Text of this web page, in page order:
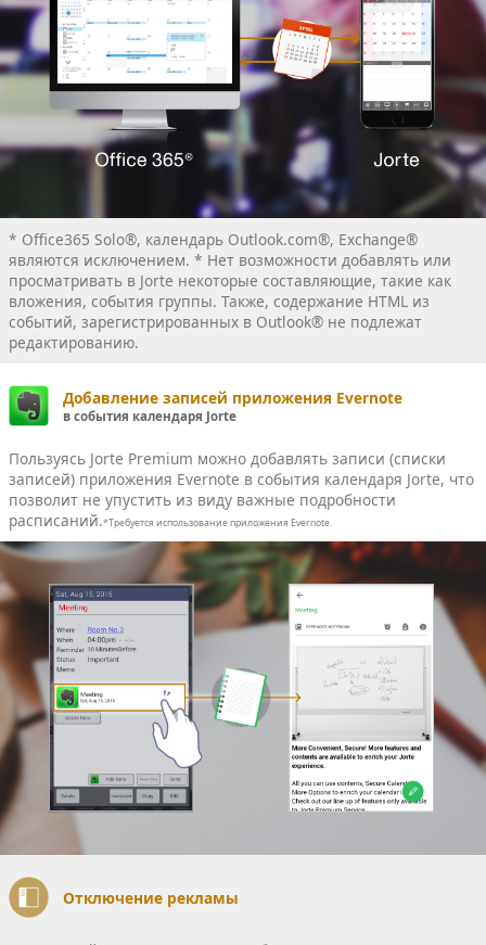
* Office365 Solo®, календарь Outlook.com®, Exchange®
являются исключением. * Нет возможности добавлять или
просматривать в Jorte некоторые составляющие, такие как
вложения, события группы. Также, содержание HTML из
событий, зарегистрированных в Outlook® не подлежат
редактированию.
Добавление записей приложения Evernote
в события календаря Jorte
Пользуясь Jorte Premium можно добавлять записи (списки
записей) приложения Еvernote в события календаря Jorte, что
позволит не упустить из виду важные подробности
расписаний.*Требуется использование приложения Evernote.
Отключение рекламы